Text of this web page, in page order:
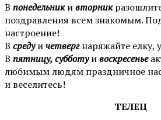
В понедельникивторник
поздравления всем знакомым.
настроение!
В среду ичетверг наряжайте елку,
В пятницу, субботуивоскресенье
любимым людям праздничное
и веселитесь!
ТЕЛЕЦ